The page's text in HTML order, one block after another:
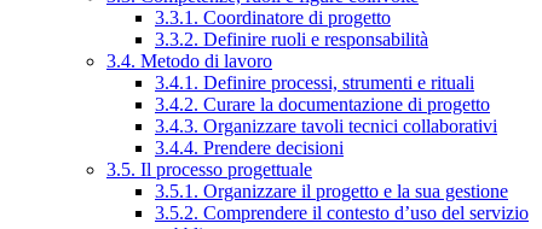
3.3.1. Coordinatore di progetto
3.3.2. Definire ruoli e responsabilità
3.4. Metodo di lavoro
3.4.1. Definire processi, strumenti e rituali
3.4.2. Curare la documentazione di progetto
3.4.3. Organizzare tavoli tecnici collaborativi
3.4.4. Prendere decisioni
3.5. Il processo progettuale
3.5.1. Organizzare il progetto e la sua gestione
3.5.2. Comprendere il contesto d’uso del servizio